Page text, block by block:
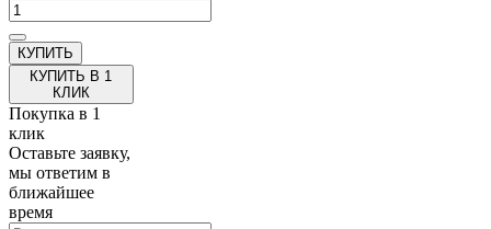
КУПИТЬ В 1
КЛИК
Покупка в 1
клик
Оставьте заявку,
мы ответим в
ближайшее
время